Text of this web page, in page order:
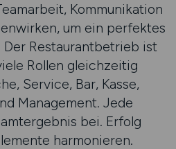
Kommunikation
um ein perfektes
Restaurantbetrieb ist
Rollen gleichzeitig
Service, Bar, Kasse,
Management. Jede
bei. Erfolg
harmonieren.